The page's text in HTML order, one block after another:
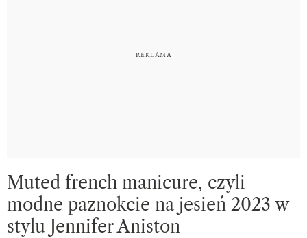
Muted french manicure, czyli
modne paznokcie na jesień 2023 w
stylu Jennifer Aniston